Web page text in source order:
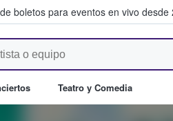
boletos para eventos en vivo desde
los fans compran y
Teatro y Comedia